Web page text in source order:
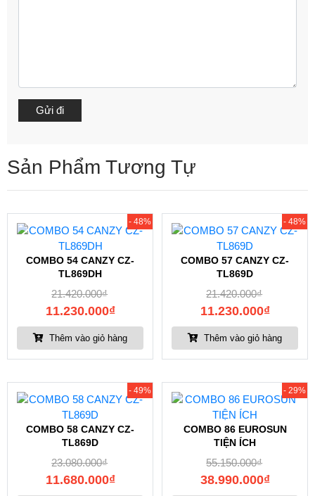
Sản Phẩm Tương Tự
- 48%
COMBO 54 CANZY CZ-
TL869DH
21.420.000₫
11.230.000₫
Thêm vào giỏ hàng
- 48%
COMBO 57 CANZY CZ-
TL869D
21.420.000₫
11.230.000₫
Thêm vào giỏ hàng
- 49%
COMBO 58 CANZY CZ-
TL869D
23.080.000₫
11.680.000₫
- 29%
COMBO 86 EUROSUN
TIỆN ÍCH
55.150.000₫
38.990.000₫